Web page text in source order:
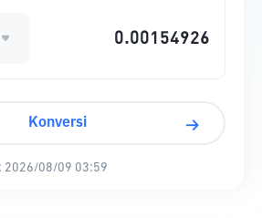
Konversi
2026/08/09 03:59